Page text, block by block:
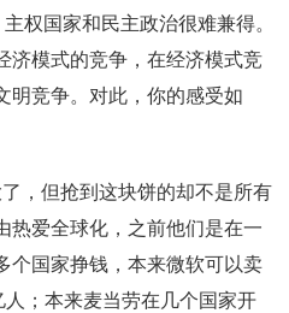
权国家和民主政治很难兼得。
济模式的竞争，在经济模式竞
明竞争。对此，你的感受如
，但抢到这块饼的却不是所有
热爱全球化，之前他们是在一
个国家挣钱，本来微软可以卖
；本来麦当劳在几个国家开